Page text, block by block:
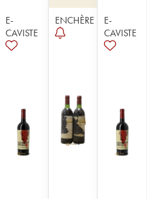
E-
CAVISTE
ENCHÈRE
E-
CAVISTE